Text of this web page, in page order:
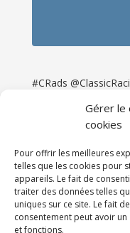
Gérer le
cookies
Pour offrir les meilleures
telles que les cookies pour
appareils. Le fait de
traiter des données telles
uniques sur ce site. Le fait
consentement peut avoir
et fonctions.
#CRads